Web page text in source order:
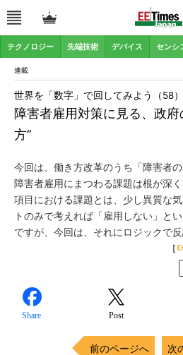
テクノロジー 先端技術 デバイス センシ
連載
障害者雇用対策に見る、政
方”
世界を「数字」で回してみよう（58）
今回は、働き方改革のうち「障害者
障害者雇用にまつわる課題は根が深
項目における課題とは、少し異質な
トのみで考えれば「雇用しない」と
ですが、今回は、それにロジックで
[
Share Post
前のページへ 次